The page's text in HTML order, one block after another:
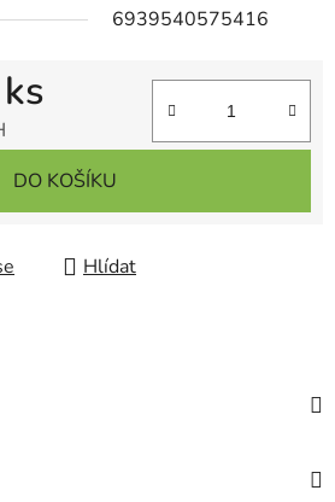
6939540575416
DO KOŠÍKU
Hlídat